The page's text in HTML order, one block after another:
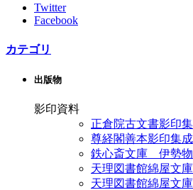
Twitter
Facebook
カテゴリ
出版物
影印資料
正倉院古文書影印
尊経閣善本影印集成
鉄心斎文庫 伊勢物
天理図書館綿屋文
天理図書館綿屋文